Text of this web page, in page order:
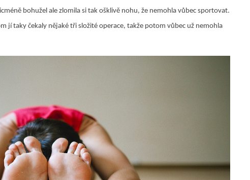
bohužel ale zlomila si tak ošklivě nohu, že nemohla vůbec sportovat.
jí taky čekaly nějaké tři složité operace, takže potom vůbec už nemohla